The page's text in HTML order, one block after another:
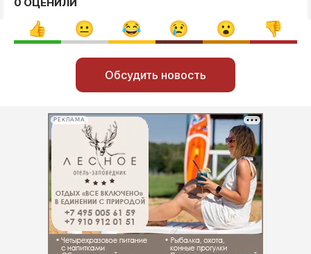
Обсудить новость
РЕКЛАМА